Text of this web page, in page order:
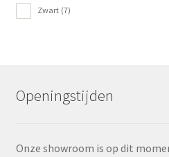
Zwart (7)
Openingstijden
Onze showroom is op dit